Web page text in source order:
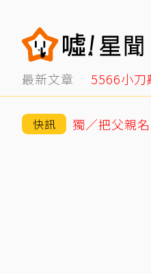
最新文章 5566小刀
快訊